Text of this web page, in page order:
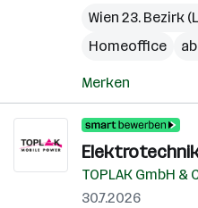
Wien 23. Bezirk
Homeoffice
Merken
TOPLAK GmbH &
30.7.2026